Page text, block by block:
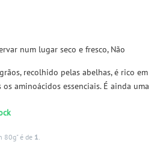
num lugar seco e fresco, Não
recolhido pelas abelhas, é rico em
aminoácidos essenciais. É ainda uma
80g" é de 1